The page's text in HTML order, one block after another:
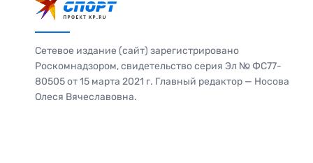
Сетевое издание (сайт) зарегистрировано
Роскомнадзором, свидетельство серия Эл № ФС77-
80505 от 15 марта 2021 г. Главный редактор — Носова
Олеся Вячеславовна.